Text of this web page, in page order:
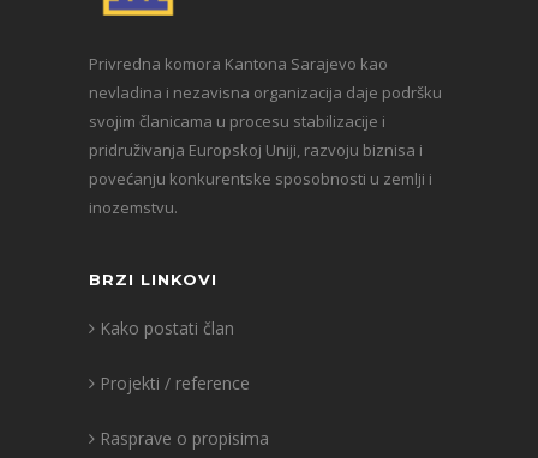
Privredna komora Kantona Sarajevo kao
nevladina i nezavisna organizacija daje podršku
svojim članicama u procesu stabilizacije i
pridruživanja Europskoj Uniji, razvoju biznisa i
povećanju konkurentske sposobnosti u zemlji i
inozemstvu.
BRZI LINKOVI
Kako postati član
Projekti / reference
Rasprave o propisima